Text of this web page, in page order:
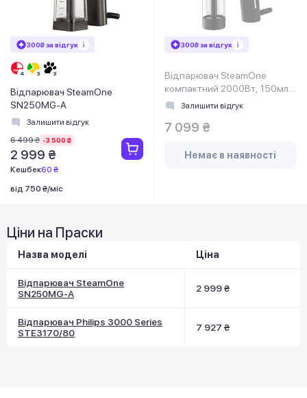
300₴ за відгук
Відпарювач SteamOne
SN250MG-A
Залишити відгук
6 499 ₴ -3 500 ₴
2 999 ₴
Кешбек60 ₴
від 750 ₴/міс
300₴ за відгук
Відпарювач SteamOne
компактний 2000Вт, 150мл,
паровий удар-30гр, нерж.
Залишити відгук
7 099 ₴
Немає в наявності
Ціни на Праски
Назва моделі Ціна
Відпарювач SteamOne
SN250MG-A
2 999 ₴
Відпарювач Philips 3000 Series
STE3170/80
7 927 ₴